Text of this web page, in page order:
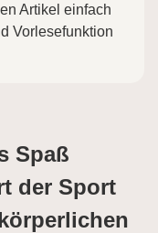
Artikel einfach
Vorlesefunktion
Spaß
der Sport